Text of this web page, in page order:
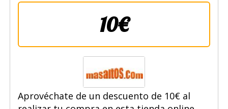
10€
Aprovéchate de un descuento de 10€ al